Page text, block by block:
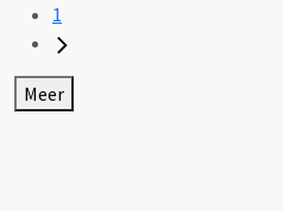
1
Meer